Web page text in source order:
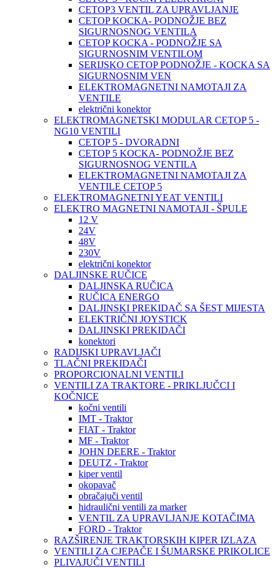
CETOP3 VENTIL ZA UPRAVLJANJE
CETOP KOCKA- PODNOŽJE BEZ
SIGURNOSNOG VENTILA
CETOP KOCKA - PODNOŽJE SA
SIGURNOSNIM VENTILOM
SERIJSKO CETOP PODNOŽJE - KOCKA SA
SIGURNOSNIM VEN
ELEKTROMAGNETNI NAMOTAJI ZA
VENTILE
električni konektor
ELEKTROMAGNETSKI MODULAR CETOP 5 -
NG10 VENTILI
CETOP 5 - DVORADNI
CETOP 5 KOCKA- PODNOŽJE BEZ
SIGURNOSNOG VENTILA
ELEKTROMAGNETNI NAMOTAJI ZA
VENTILE CETOP 5
ELEKTROMAGNETNI YEAT VENTILI
ELEKTRO MAGNETNI NAMOTAJI - ŠPULE
12 V
24V
48V
230V
električni konektor
DALJINSKE RUČICE
DALJINSKA RUČICA
RUČICA ENERGO
DALJINSKI PREKIDAČ SA ŠEST MIJESTA
ELEKTRIČNI JOYSTICK
DALJINSKI PREKIDAČI
konektori
RADIJSKI UPRAVLJAČI
TLAČNI PREKIDAČI
PROPORCIONALNI VENTILI
VENTILI ZA TRAKTORE - PRIKLJUČCI I
KOČNICE
kočni ventili
IMT - Traktor
FIAT - Traktor
MF - Traktor
JOHN DEERE - Traktor
DEUTZ - Traktor
kiper ventil
okopavač
obračajuči ventil
hidraulični ventili za marker
VENTIL ZA UPRAVLJANJE KOTAČIMA
FORD - Traktor
RAZŠIRENJE TRAKTORSKIH KIPER IZLAZA
VENTILI ZA CJEPAČE I ŠUMARSKE PRIKOLICE
PLIVAJUČI VENTILI